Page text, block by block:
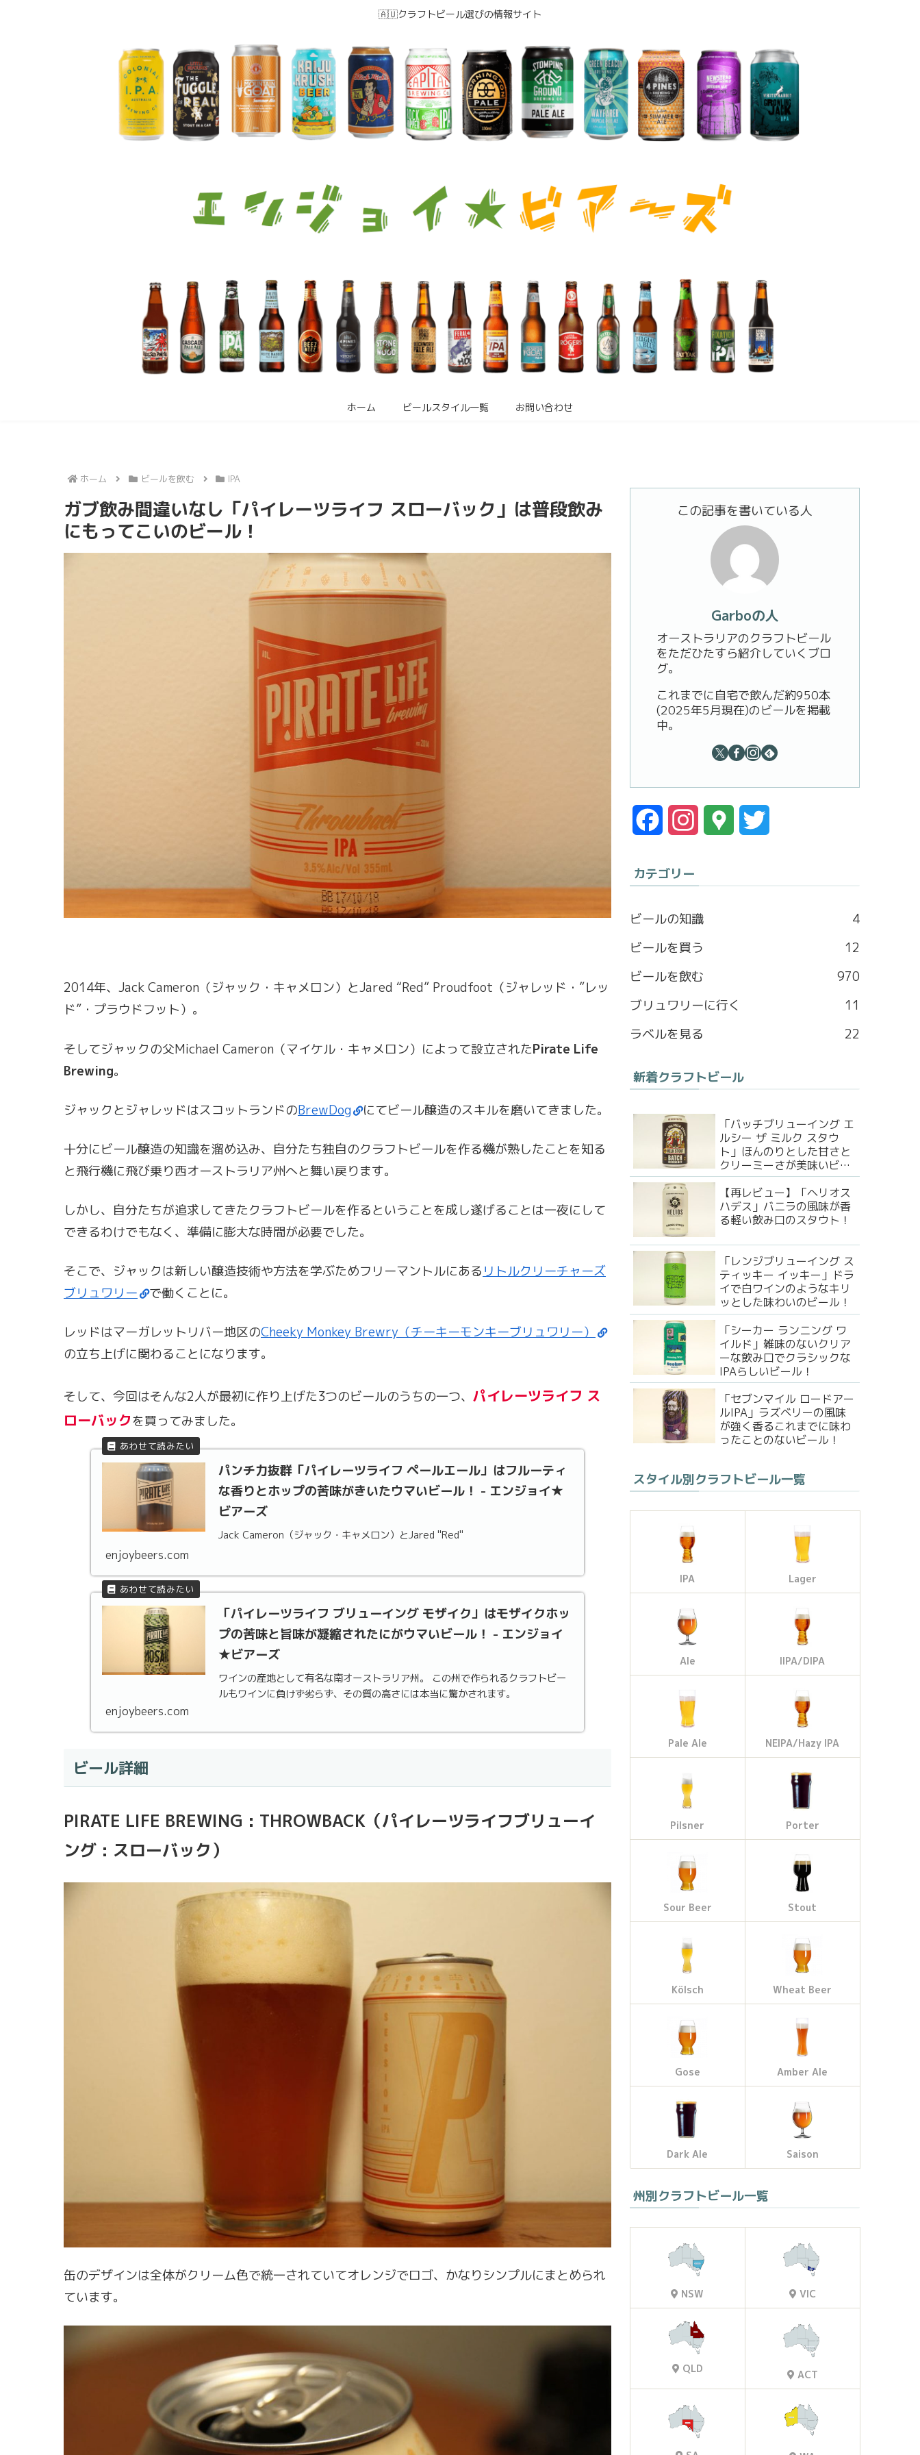
🇦🇺クラフトビール選びの情報サイト
ホーム ビールスタイル一覧 お問い合わせ
ホーム ビールを飲む IPA
ガブ飲み間違いなし「パイレーツライフ スローバック」は普段飲み
にもってこいのビール！
2014年、Jack Cameron（ジャック・キャメロン）とJared “Red” Proudfoot（ジャレッド・”レッ
ド”・プラウドフット）。
そしてジャックの父Michael Cameron（マイケル・キャメロン）によって設立されたPirate Life
Brewing。
ジャックとジャレッドはスコットランドのBrewDog にてビール醸造のスキルを磨いてきました。
十分にビール醸造の知識を溜め込み、自分たち独自のクラフトビールを作る機が熟したことを知る
と飛行機に飛び乗り西オーストラリア州へと舞い戻ります。
しかし、自分たちが追求してきたクラフトビールを作るということを成し遂げることは一夜にして
できるわけでもなく、準備に膨大な時間が必要でした。
そこで、ジャックは新しい醸造技術や方法を学ぶためフリーマントルにある リトルクリーチャーズ
ブリュワリー
で働くことに。
レッドはマーガレットリバー地区のCheeky Monkey Brewry（チーキーモンキーブリュワリー）
の立ち上げに関わることになります。
そして、今回はそんな2人が最初に作り上げた3つのビールのうちの一つ、 パイレーツライフ ス
ローバックを買ってみました。
パンチ力抜群「パイレーツライフ ペールエール」はフルーティ
な香りとホップの苦味がきいたウマいビール！ - エンジョイ★
ビアーズ
Jack Cameron（ジャック・キャメロン）とJared "Red"
enjoybeers.com
「パイレーツライフ ブリューイング モザイク」はモザイクホッ
プの苦味と旨味が凝縮されたにがウマいビール！ - エンジョイ
★ビアーズ
ワインの産地として有名な南オーストラリア州。 この州で作られるクラフトビー
ルもワインに負けず劣らず、その質の高さには本当に驚かされます。
enjoybeers.com
ビール詳細
PIRATE LIFE BREWING : THROWBACK（パイレーツライフブリューイ
ング : スローバック）
缶のデザインは全体がクリーム色で統一されていてオレンジでロゴ、かなりシンプルにまとめられ
ています。
この記事を書いている人
Garboの人
オーストラリアのクラフトビール
をただひたすら紹介していくブロ
グ。
これまでに自宅で飲んだ約950本
(2025年5月現在)のビールを掲載
中。
c
b
o
o
k
t
a
g
r
a
M
カテゴリー
ビールの知識
4
ビールを買う
12
ビールを飲む
970
ブリュワリーに行く
11
ラベルを見る
22
新着クラフトビール
「バッチブリューイング エ
ルシー ザ ミルク スタウ
ト」ほんのりとした甘さと
クリーミーさが美味いビー
ル！
【再レビュー】「ヘリオス
ハデス」バニラの風味が香
る軽い飲み口のスタウト！
「レンジブリューイング ス
ティッキー イッキー」ドラ
イで白ワインのようなキリ
ッとした味わいのビール！
「シーカー ランニング ワ
イルド」雑味のないクリア
ーな飲み口でクラシックな
IPAらしいビール！
「セブンマイル ロードアー
ルIPA」ラズベリーの風味
が強く香るこれまでに味わ
ったことのないビール！
スタイル別クラフトビール一覧
IPA Lager
Ale IIPA/DIPA
Pale Ale NEIPA/Hazy IPA
Pilsner Porter
Sour Beer Stout
Kölsch Wheat Beer
Gose Amber Ale
Dark Ale Saison
州別クラフトビール一覧
NSW VIC
QLD ACT